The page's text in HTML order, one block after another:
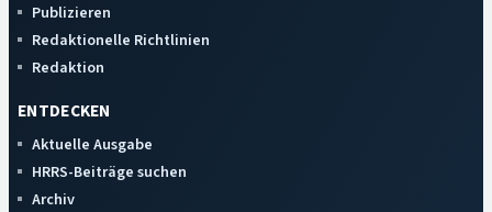
Publizieren
Redaktionelle Richtlinien
Redaktion
ENTDECKEN
Aktuelle Ausgabe
HRRS-Beiträge suchen
Archiv